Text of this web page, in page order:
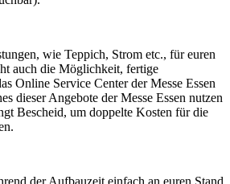
wie Teppich, Strom etc., für euren
auch die Möglichkeit, fertige
Online Service Center der Messe Essen
dieser Angebote der Messe Essen nutzen
Bescheid, um doppelte Kosten für die
der Aufbauzeit einfach an euren Stand